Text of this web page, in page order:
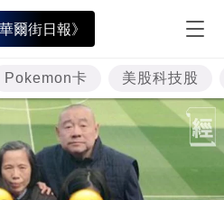
爾街日報》
Pokemon卡 美股科技股